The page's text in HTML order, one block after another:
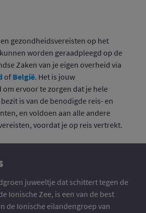
gezondheidsvereisten op het
worden geraadpleegd op de
Zaken van je eigen overheid via
of België. Het is jouw
ervoor te zorgen dat je hele
is van de benodigde reis- en
en voldoen aan alle andere
voordat je op reis vertrekt.
juweeltje dat schittert tegen de
Ionische Zee, is een van de best
de Ionische eilandengroep van